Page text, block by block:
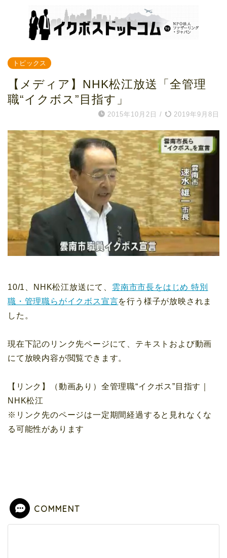
トピックス
【メディア】NHK松江放送「全管理
職“イクボス”目指す」
2015年10月2日 / 2019年9月8日
10/1、NHK松江放送にて、 雲南市市長をはじめ 特別
職・管理職らがイクボス宣言を行う様子が放映されま
した。
現在下記のリンク先ページにて、テキストおよび動画
にて放映内容が閲覧できます。
【リンク】（動画あり）全管理職“イクボス”目指す｜
NHK松江
※リンク先のページは一定期間経過すると見れなくな
る可能性があります
COMMENT